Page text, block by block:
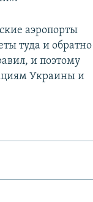
аэропорты
туда и обратно
и поэтому
Украины и